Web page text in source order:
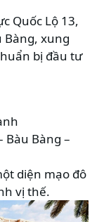
Quốc Lộ 13,
Bàng, xung
bị đầu tư
Bàu Bàng –
diện mạo đô
vị thế.